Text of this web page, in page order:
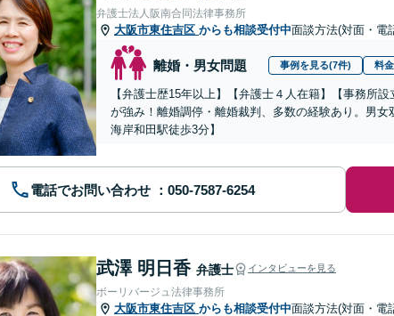
弁護士法人阪南合同法律事務所
大阪市東住吉区 からも相談受付中面談方法(対面・電
離婚・男女問題 事例を見る(7件) 料
【弁護士歴15年以上】【弁護士４人在籍】【事務所
が強み！離婚調停・離婚裁判、多数の経験あり。男
海岸和田駅徒歩3分】
電話でお問い合わせ
武澤 明日香 弁護士 インタビューを見る
ボーリバージュ法律事務所
大阪市東住吉区 からも相談受付中面談方法(対面・電